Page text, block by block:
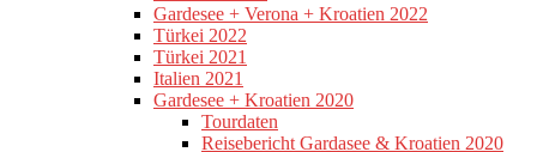
Gardesee + Verona + Kroatien 2022
Türkei 2022
Türkei 2021
Italien 2021
Gardesee + Kroatien 2020
Tourdaten
Reisebericht Gardasee & Kroatien 2020